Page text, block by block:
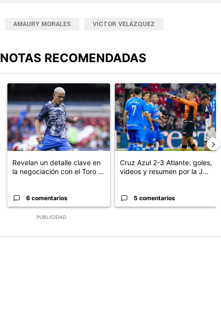
AMAURY MORALES VÍCTOR VELÁZQUEZ
NOTAS RECOMENDADAS
PUBLICIDAD
Un artículo de tendencia con el título "Revelan un detalle clave
Revelan un detalle clave en
la negociación con el Toro ...
6 comentarios
Un artículo de tendencia con el
Cruz Azul 2-3 Atlante: goles,
videos y resumen por la J...
5 comentarios